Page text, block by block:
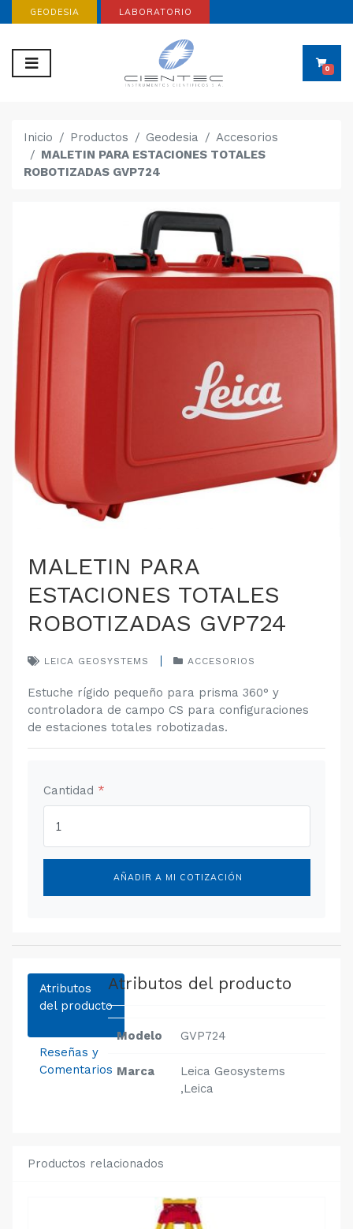
GEODESIA LABORATORIO
0
Inicio Productos Geodesia
Accesorios
MALETIN PARA ESTACIONES TOTALES
ROBOTIZADAS GVP724
MALETIN PARA
ESTACIONES TOTALES
ROBOTIZADAS GVP724
LEICA GEOSYSTEMS ACCESORIOS
Estuche rígido pequeño para prisma 360° y
controladora de campo CS para configuraciones
de estaciones totales robotizadas.
Cantidad *
AÑADIR A MI COTIZACIÓN
Atributos
del producto
Reseñas y
Comentarios
Atributos del producto
Modelo GVP724
Marca
Leica Geosystems
,Leica
Productos relacionados